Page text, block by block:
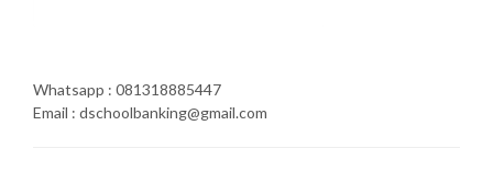
Whatsapp : 081318885447
Email : dschoolbanking@gmail.com